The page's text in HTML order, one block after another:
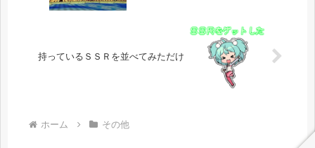
持っているＳＳＲを並べてみただけ
ホーム その他